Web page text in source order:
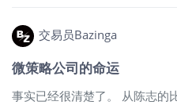
妖股，只是小概率的运气，靠运
钱，早晚靠实力亏回去； 真正
能看懂公司的价值，能持续找到
的，能稳定赚到钱，而不是靠一
它确实为市场提供了一个新的观
度。当传统金融市场因为宏观事
明显波动时，比特币在部分阶段
了相对稳定的走势，这也让“比
具备一定独立资产属性”的讨论
属则预计会在后续一段时间内进
空拉锯的局面。以比特币作为参
币价在比较短的时间内连续跌破
和8万/7.5万两个较为关键的水
市场的反弹也是软绵无力，甚
交易员Bazinga
微策略公司的命运
事实已经很清楚了。 从陈志的